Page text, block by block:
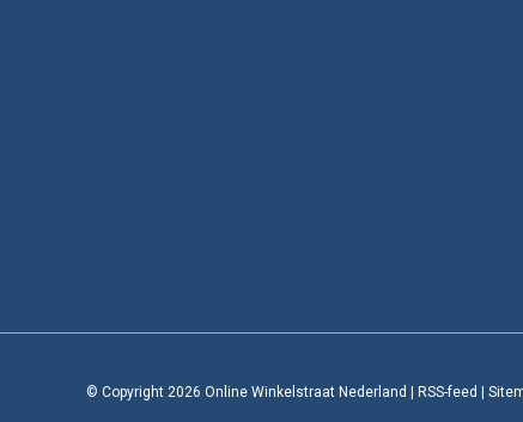
© Copyright 2026 Online Winkelstraat Nederland | RSS-feed |